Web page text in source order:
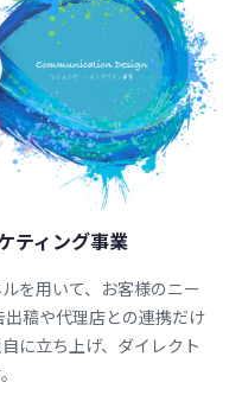
ティング事業
を用いて、お客様のニー
稿や代理店との連携だけ
に立ち上げ、ダイレクト